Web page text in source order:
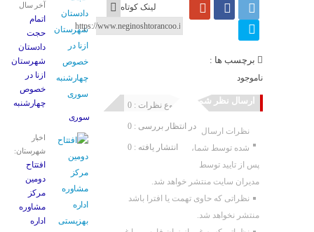
لینک کوتاه
برچسب ها :
ناموجود
ارسال نظر شما مجموع نظرات : 0
در انتظار بررسی : 0
انتشار یافته : 0
نظرات ارسال
شده توسط شما،
پس از تایید توسط
مدیران سایت منتشر خواهد شد.
نظراتی که حاوی تهمت یا افترا باشد
منتشر نخواهد شد.
آخر سال
اتمام
حجت
دادستان
شهرستان
ازنا در
خصوص
چهارشنبه
‌سوری
اخبار
شهرستان:
افتتاح
دومین
مرکز
مشاوره
اداره